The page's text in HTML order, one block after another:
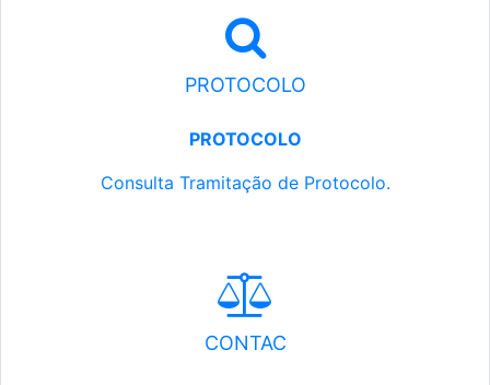
PROTOCOLO
PROTOCOLO
Consulta Tramitação de Protocolo.
CONTAC